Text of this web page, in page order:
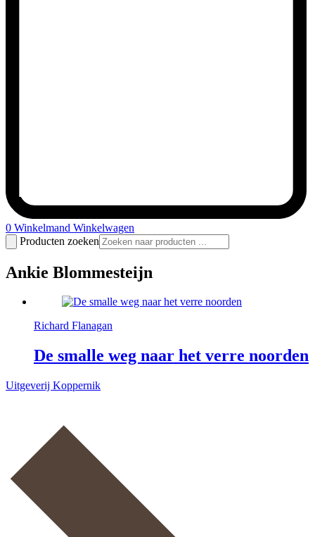
0 Winkelmand Winkelwagen
Producten zoeken
Ankie Blommesteijn
Richard Flanagan
De smalle weg naar het verre noorden
Uitgeverij Koppernik